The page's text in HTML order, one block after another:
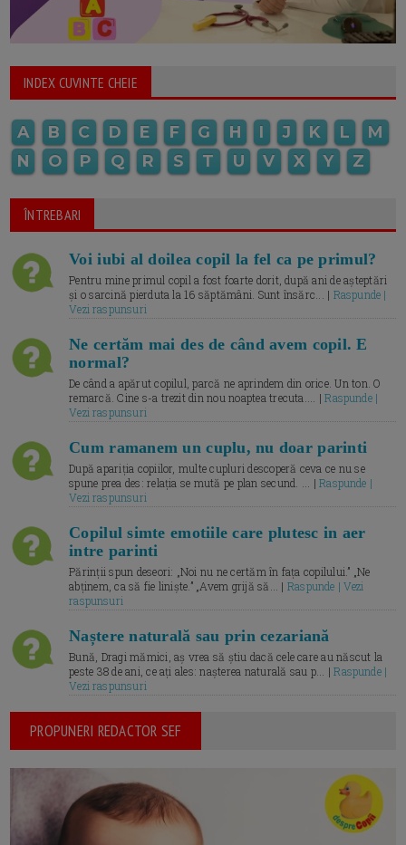
INDEX CUVINTE CHEIE
A B C D E F G H I J K L
M
N
O P Q R S T U V X Y Z
ÎNTREBARI
Voi iubi al doilea copil la fel ca pe primul?
Pentru mine primul copil a fost foarte dorit, după ani de așteptări
și o sarcină pierduta la 16 săptămâni. Sunt însărc... | Raspunde |
Vezi raspunsuri
Ne certăm mai des de când avem copil. E
normal?
De când a apărut copilul, parcă ne aprindem din orice. Un ton. O
remarcă. Cine s-a trezit din nou noaptea trecuta.... |Raspunde |
Vezi raspunsuri
Cum ramanem un cuplu, nu doar parinti
După apariția copiilor, multe cupluri descoperă ceva ce nu se
spune prea des: relația se mută pe plan secund. ... |Raspunde |
Vezi raspunsuri
Copilul simte emotiile care plutesc in aer
intre parinti
Părinții spun deseori: „Noi nu ne certăm în fața copilului.” „Ne
abținem, ca să fie liniște.” „Avem grijă să... | Raspunde | Vezi
raspunsuri
Naștere naturală sau prin cezariană
Bună, Dragi mămici, aș vrea să știu dacă cele care au născut la
peste 38 de ani, ce ați ales: nașterea naturală sau p... |Raspunde |
Vezi raspunsuri
PROPUNERI REDACTOR SEF